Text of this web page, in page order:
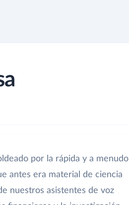
por la rápida y a menudo
antes era material de ciencia
nuestros asistentes de voz